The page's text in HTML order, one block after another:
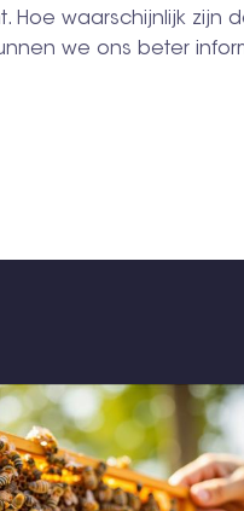
Hoe waarschijnlijk zijn
we ons beter